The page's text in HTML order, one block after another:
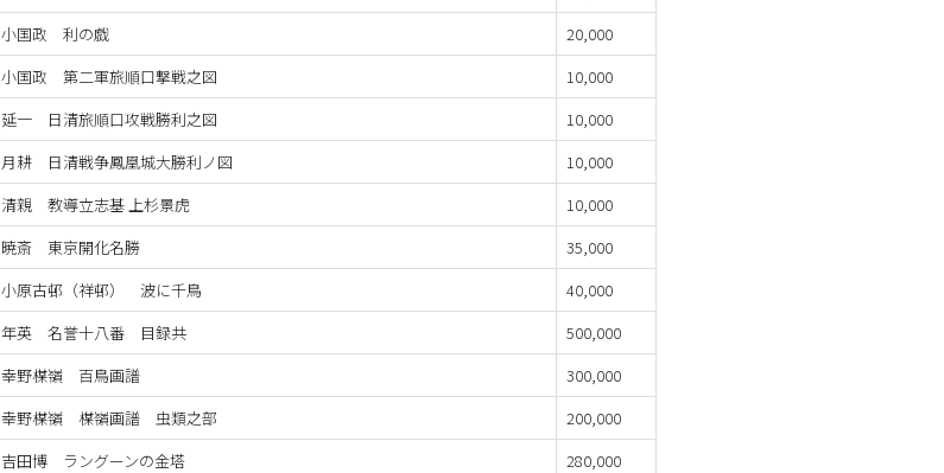
小国政 利の戯
20,000
小国政 第二軍旅順口撃戦之図
10,000
延一 日清旅順口攻戦勝利之図
10,000
月耕 日清戦争鳳凰城大勝利ノ図
10,000
清親 教導立志基 上杉景虎
10,000
暁斎 東京開化名勝
35,000
小原古邨（祥邨） 波に千鳥
40,000
年英 名誉十八番 目録共
500,000
幸野楳嶺 百鳥画譜
300,000
幸野楳嶺 楳嶺画譜 虫類之部
200,000
吉田博 ラングーンの金塔
280,000